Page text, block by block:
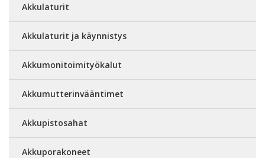
Akkulaturit
Akkulaturit ja käynnistys
Akkumonitoimityökalut
Akkumutterinvääntimet
Akkupistosahat
Akkuporakoneet